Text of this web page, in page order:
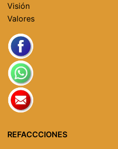
Visión
Valores
REFACCCIONES